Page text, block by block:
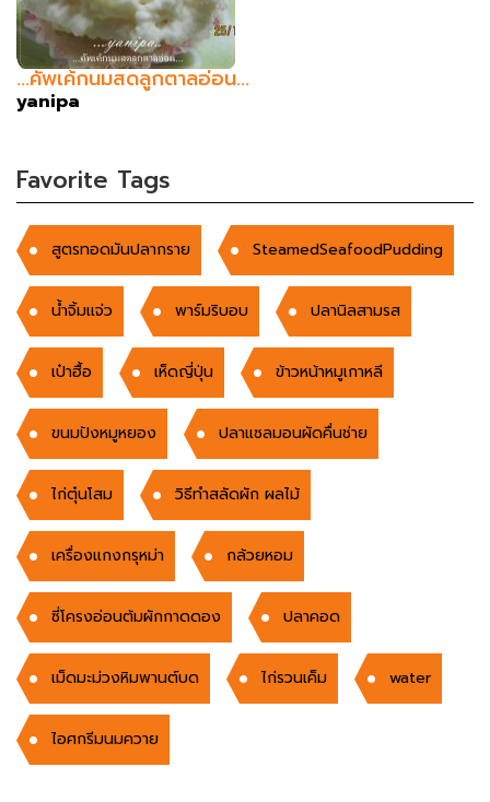
...คัพเค้กนมสดลูกตาลอ่อน...
yanipa
Favorite Tags
สูตรทอดมันปลากราย SteamedSeafoodPudding
น้ำจิ้มเเจ่ว พาร์มริบอบ ปลานิลสามรส
เป๋าฮื้อ เห็ดญี่ปุ่น ข้าวหน้าหมูเกาหลี
ขนมปังหมูหยอง ปลาแซลมอนผัดคื่นช่าย
ไก่ตุ๋นโสม วิธีทำสลัดผัก ผลไม้
เครื่องแกงกรุหม่า กล้วยหอม
ซี่โครงอ่อนต้มผักกาดดอง ปลาคอด
เม็ดมะม่วงหิมพานต์บด ไก่รวนเค็ม water
ไอศกรีมนมควาย